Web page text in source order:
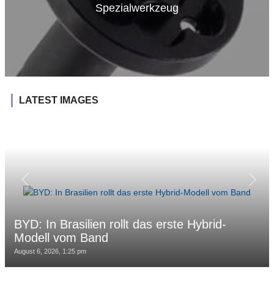
Spezialwerkzeug
LATEST IMAGES
BYD: In Brasilien rollt das erste Hybrid-
Modell vom Band
August 6, 2026, 1:25 pm